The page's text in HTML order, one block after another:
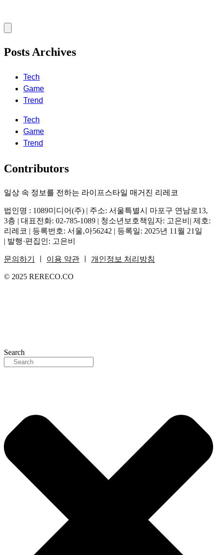
Posts Archives
Tech
Game
Trend
Tech
Game
Trend
Contributors
일상 속 정보를 전하는 라이프스타일 매거진 리레코
법인명 : 1089미디어(주) | 주소: 서울특별시 마포구 연남로13,
3층 | 대표전화: 02-785-1089 | 청소년보호책임자: 고은비| 제호:
리레코 | 등록번호: 서울,아56242 | 등록일: 2025년 11월 21일
| 발행·편집인: 고은비
문의하기 이용 약관 개인정보 처리방침
© 2025 RERECO.CO
Search